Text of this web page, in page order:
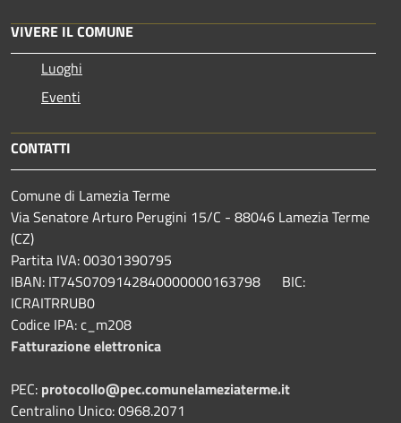
VIVERE IL COMUNE
Luoghi
Eventi
CONTATTI
Comune di Lamezia Terme
Via Senatore Arturo Perugini 15/C - 88046 Lamezia Terme
(CZ)
Partita IVA: 00301390795
IBAN: IT74S0709142840000000163798 BIC:
ICRAITRRUB0
Codice IPA: c_m208
Fatturazione elettronica
PEC: protocollo@pec.comunelameziaterme.it
Centralino Unico: 0968.2071